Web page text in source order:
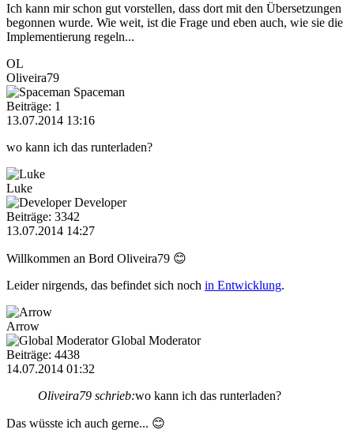
Ich kann mir schon gut vorstellen, dass dort mit den Übersetzungen
begonnen wurde. Wie weit, ist die Frage und eben auch, wie sie die
Implementierung regeln...
OL
Oliveira79
Spaceman
Beiträge: 1
13.07.2014 13:16
wo kann ich das runterladen?
Luke
Developer
Beiträge: 3342
13.07.2014 14:27
Willkommen an Bord Oliveira79 😊
Leider nirgends, das befindet sich noch in Entwicklung.
Arrow
Global Moderator
Beiträge: 4438
14.07.2014 01:32
Oliveira79 schrieb:wo kann ich das runterladen?
Das wüsste ich auch gerne... 😊